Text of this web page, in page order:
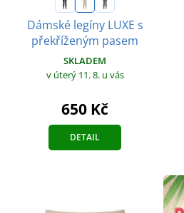
Dámské legíny LUXE s
překříženým pasem
SKLADEM
v úterý 11. 8. u vás
650 Kč
DETAIL